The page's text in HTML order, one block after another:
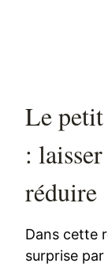
Le petit
:
réduire
Dans cette
surprise